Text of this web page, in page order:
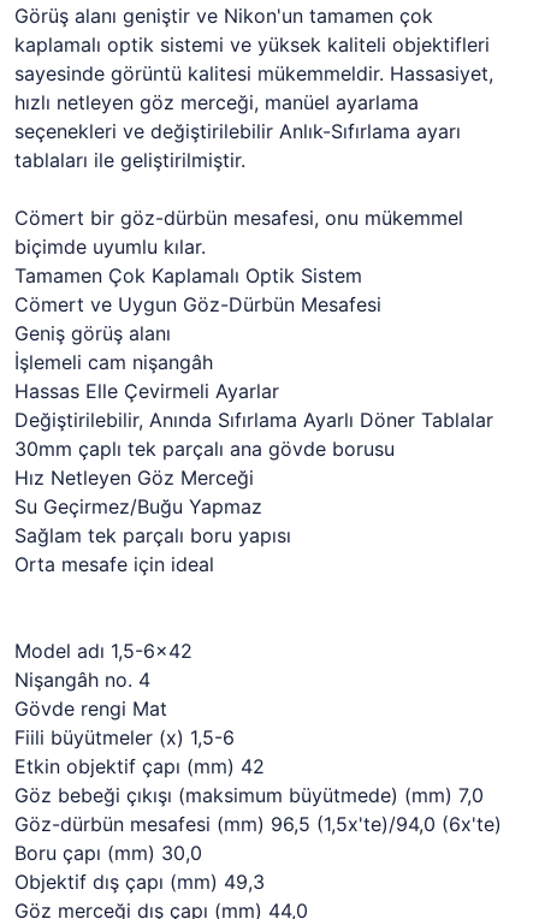
Görüş alanı geniştir ve Nikon'un tamamen çok
kaplamalı optik sistemi ve yüksek kaliteli objektifleri
sayesinde görüntü kalitesi mükemmeldir. Hassasiyet,
hızlı netleyen göz merceği, manüel ayarlama
seçenekleri ve değiştirilebilir Anlık-Sıfırlama ayarı
tablaları ile geliştirilmiştir.
Cömert bir göz-dürbün mesafesi, onu mükemmel
biçimde uyumlu kılar.
Tamamen Çok Kaplamalı Optik Sistem
Cömert ve Uygun Göz-Dürbün Mesafesi
Geniş görüş alanı
İşlemeli cam nişangâh
Hassas Elle Çevirmeli Ayarlar
Değiştirilebilir, Anında Sıfırlama Ayarlı Döner Tablalar
30mm çaplı tek parçalı ana gövde borusu
Hız Netleyen Göz Merceği
Su Geçirmez/Buğu Yapmaz
Sağlam tek parçalı boru yapısı
Orta mesafe için ideal
Model adı 1,5-6x42
Nişangâh no. 4
Gövde rengi Mat
Fiili büyütmeler (x) 1,5-6
Etkin objektif çapı (mm) 42
Göz bebeği çıkışı (maksimum büyütmede) (mm) 7,0
Göz-dürbün mesafesi (mm) 96,5 (1,5x'te)/94,0 (6x'te)
Boru çapı (mm) 30,0
Objektif dış çapı (mm) 49,3
Göz merceği dış çapı (mm) 44,0